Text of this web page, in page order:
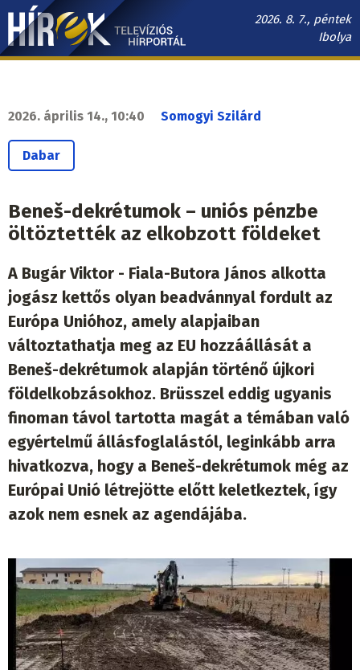
Ugrás
tartalomra
2026. 8. 7., péntek
Ibolya
Hírek.sk
navigáció
2026. április 14., 10:40 Somogyi Szilárd
Dabar
Beneš-dekrétumok – uniós pénzbe
öltöztették az elkobzott földeket
A Bugár Viktor - Fiala-Butora János alkotta
jogász kettős olyan beadvánnyal fordult az
Európa Unióhoz, amely alapjaiban
változtathatja meg az EU hozzáállását a
Beneš-dekrétumok alapján történő újkori
földelkobzásokhoz. Brüsszel eddig ugyanis
finoman távol tartotta magát a témában való
egyértelmű állásfoglalástól, leginkább arra
hivatkozva, hogy a Beneš-dekrétumok még az
Európai Unió létrejötte előtt keletkeztek, így
azok nem esnek az agendájába.